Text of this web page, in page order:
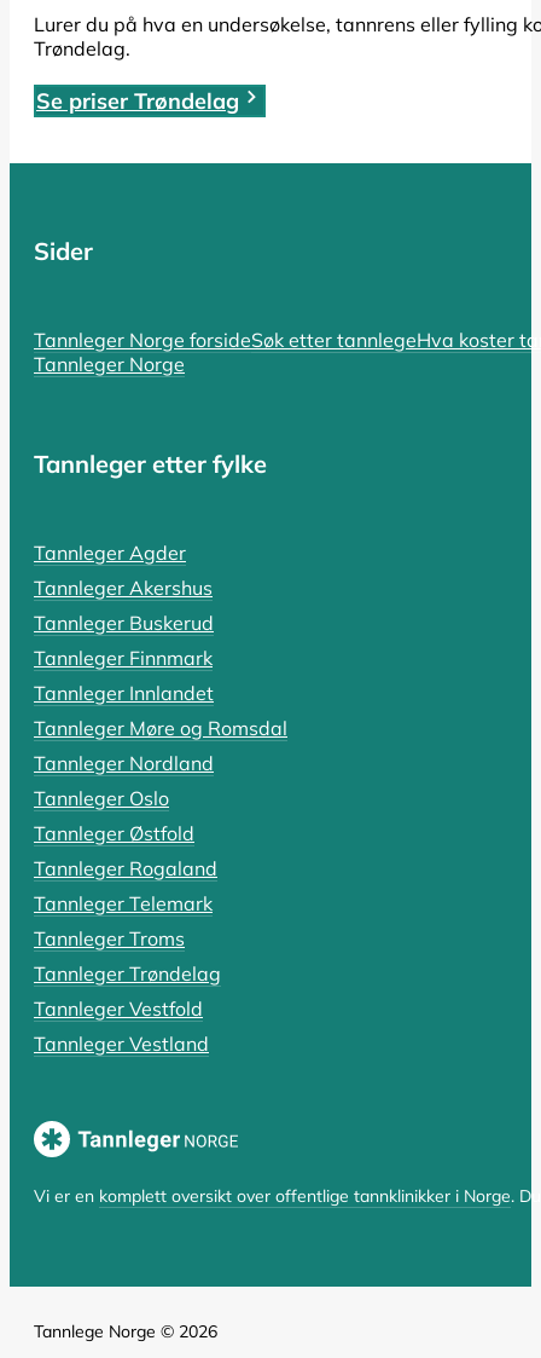
SIST OPPDATERT 19. OKTOBER 2025
Har du fått beskjed om at du trenger en rotfylling,
SIST OPPDATERT 17. OKTOBER 2025
Hvorfor er tannlegen så dyr i Norge? Spørsmålet er
Tannlegevakt: Hva koster
En pulserende tannpine som holder deg våken, en
LES HELE ARTIKKELEN
SIST OPPDATERT 19. OKTOBER 2025
Rotfylling: Alt du må vite om pris,
Har du fått beskjed om at du trenger en rotfylling,
LES HELE ARTIKKELEN
SIST OPPDATERT 17. OKTOBER 2025
Hvorfor er tannlegen så dyr? En
Lurer du på hva en undersøkelse, tannrens eller fylling
Trøndelag.
Se priser Trøndelag
Tannleger etter fylke
Tannleger Agder
Tannleger Akershus
Tannleger Buskerud
Tannleger Finnmark
Tannleger Innlandet
Tannleger Møre og Romsdal
Tannleger Nordland
Tannleger Oslo
Tannleger Østfold
Tannleger Rogaland
Tannleger Telemark
Tannleger Troms
Tannleger Trøndelag
Tannleger Vestfold
Tannleger Vestland
Sider
Tannleger Norge forsideSøk etter tannlegeHva koster
Tannleger Norge
Vi er en komplett oversikt over offentlige tannklinikker i Norge.
Tannlege Norge © 2026